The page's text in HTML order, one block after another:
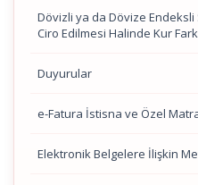
Dövizli ya da Dövize Endeksli
Ciro Edilmesi Halinde Kur
Duyurular
e-Fatura İstisna ve Özel
Elektronik Belgelere İlişkin